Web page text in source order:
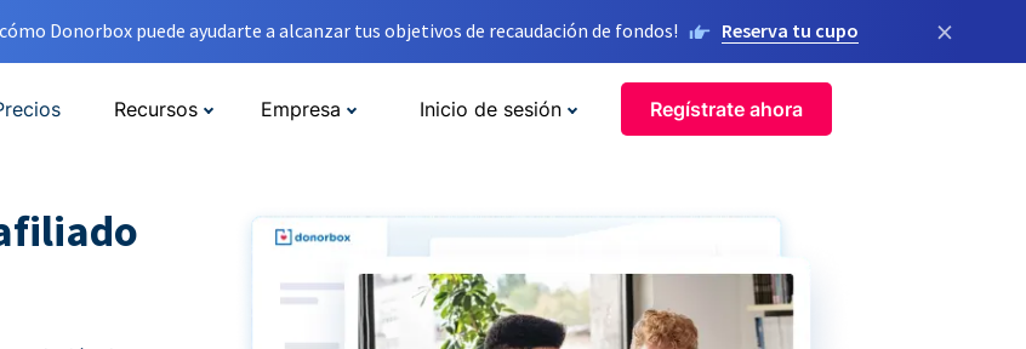
Donorbox puede ayudarte a alcanzar tus objetivos de recaudación de fondos! Reserva tu cupo ×
Recursos Empresa Inicio de sesión Regístrate ahora